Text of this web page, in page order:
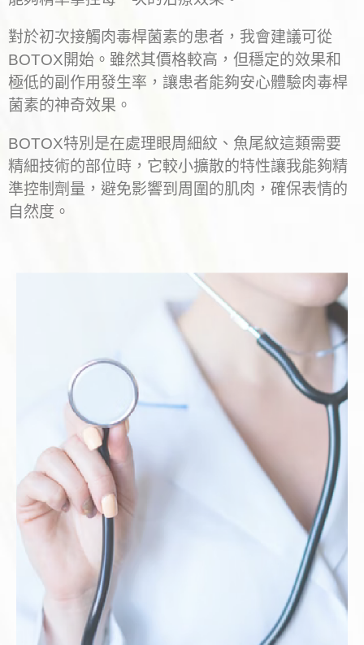
對於初次接觸肉毒桿菌素的患者，我會建議可從
BOTOX開始。雖然其價格較高，但穩定的效果和
極低的副作用發生率，讓患者能夠安心體驗肉毒桿
菌素的神奇效果。
BOTOX特別是在處理眼周細紋、魚尾紋這類需要
精細技術的部位時，它較小擴散的特性讓我能夠精
準控制劑量，避免影響到周圍的肌肉，確保表情的
自然度。